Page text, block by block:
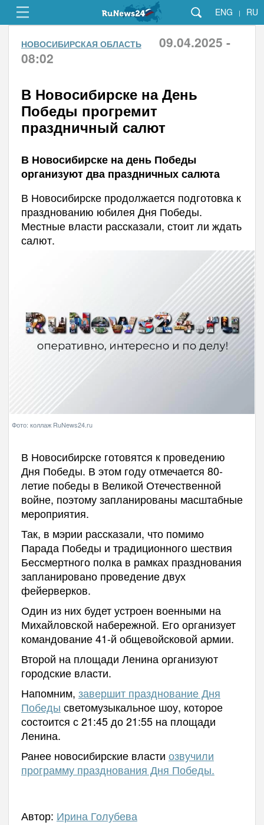
ENG | RU
НОВОСИБИРСКАЯ ОБЛАСТЬ
09.04.2025 -
08:02
В Новосибирске на День
Победы прогремит
праздничный салют
В Новосибирске на день Победы
организуют два праздничных салюта
В Новосибирске продолжается подготовка к
празднованию юбилея Дня Победы.
Местные власти рассказали, стоит ли ждать
салют.
Фото: коллаж RuNews24.ru
В Новосибирске готовятся к проведению
Дня Победы. В этом году отмечается 80-
летие победы в Великой Отечественной
войне, поэтому запланированы масштабные
мероприятия.
Так, в мэрии рассказали, что помимо
Парада Победы и традиционного шествия
Бессмертного полка в рамках празднования
запланировано проведение двух
фейерверков.
Один из них будет устроен военными на
Михайловской набережной. Его организует
командование 41-й общевойсковой армии.
Второй на площади Ленина организуют
городские власти.
Напомним, завершит празднование Дня
Победы светомузыкальное шоу, которое
состоится с 21:45 до 21:55 на площади
Ленина.
Ранее новосибирские власти озвучили
программу празднования Дня Победы.
Автор: Ирина Голубева